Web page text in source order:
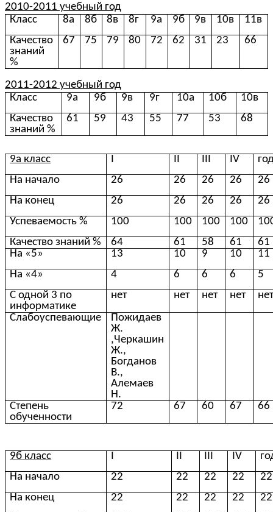
2010-2011 учебный год
Класс
8а 8б 8в 8г 9а 9б 9в 10в
11в
Качество
знаний
%
67 75 79 80 72 62 31 23 66
2011-2012 учебный год
Класс
9а 9б 9в 9г 10а 10б
10в
Качество
знаний %
61 59 43 55 77 53 68
9а класс I II III IV
На начало
26 26 26 26
26
На конец
26 26 26 26
26
Успеваемость %
100 100 100 100
Качество знаний %
64 61 58 61
61
На «5»
13 10 9 10
11
На «4»
4 6 6 6
5
С одной 3 по
информатике
нет нет нет нет
Слабоуспевающие
Пожидаев
Ж.
,Черкашин
Ж.,
Богданов
В.,
Алемаев
Н.
Степень
обученности
72 67 60 67 66
9б класс I II III IV
На начало
22 22 22 22
22
На конец
22 22 22 22
22